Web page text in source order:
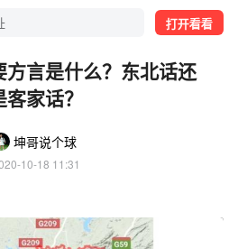
打开看看
方言是什么？东北话还
客家话？
坤哥说个球
10-18 11:31